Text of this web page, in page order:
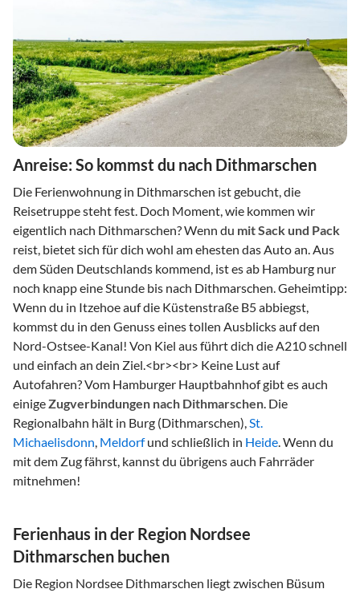
Anreise: So kommst du nach Dithmarschen
Die Ferienwohnung in Dithmarschen ist gebucht, die
Reisetruppe steht fest. Doch Moment, wie kommen wir
eigentlich nach Dithmarschen? Wenn du mit Sack und Pack
reist, bietet sich für dich wohl am ehesten das Auto an. Aus
dem Süden Deutschlands kommend, ist es ab Hamburg nur
noch knapp eine Stunde bis nach Dithmarschen. Geheimtipp:
Wenn du in Itzehoe auf die Küstenstraße B5 abbiegst,
kommst du in den Genuss eines tollen Ausblicks auf den
Nord-Ostsee-Kanal! Von Kiel aus führt dich die A210 schnell
und einfach an dein Ziel.<br><br> Keine Lust auf
Autofahren? Vom Hamburger Hauptbahnhof gibt es auch
einigeZugverbindungen nach Dithmarschen. Die
Regionalbahn hält in Burg (Dithmarschen),St.
Michaelisdonn, Meldorfund schließlich in Heide. Wenn du
mit dem Zug fährst, kannst du übrigens auch Fahrräder
mitnehmen!
Ferienhaus in der Region Nordsee
Dithmarschen buchen
Die Region Nordsee Dithmarschen liegt zwischen Büsum